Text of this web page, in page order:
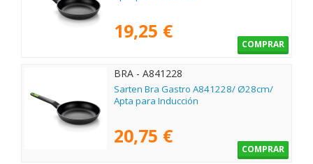
19,25 €
COMPRAR
BRA - A841228
Sarten Bra Gastro A841228/ Ø28cm/
Apta para Inducción
20,75 €
COMPRAR